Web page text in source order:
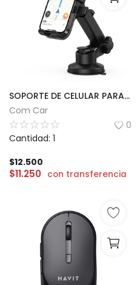
SOPORTE DE CELULAR PARA AUTO 360º | TOMATE TPH-821
Com Car
0
Cantidad: 1
$12.500
$11.250 con transferencia